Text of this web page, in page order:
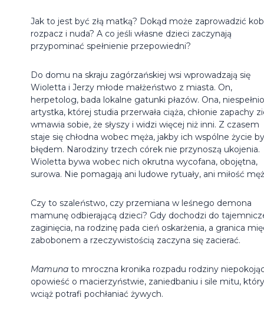
Jak to jest być złą matką? Dokąd może zaprowadzić
rozpacz i nuda? A co jeśli własne dzieci zaczynają
przypominać spełnienie przepowiedni?
Do domu na skraju zagórzańskiej wsi wprowadzają się
Wioletta i Jerzy młode małżeństwo z miasta. On,
herpetolog, bada lokalne gatunki płazów. Ona,
artystka, której studia przerwała ciąża, chłonie zapachy
wmawia sobie, że słyszy i widzi więcej niż inni. Z czasem
staje się chłodna wobec męża, jakby ich wspólne życie
błędem. Narodziny trzech córek nie przynoszą ukojenia.
Wioletta bywa wobec nich okrutna wycofana, obojętna,
surowa. Nie pomagają ani ludowe rytuały, ani miłość
Czy to szaleństwo, czy przemiana w leśnego demona
mamunę odbierającą dzieci? Gdy dochodzi do
zaginięcia, na rodzinę pada cień oskarżenia, a granica
zabobonem a rzeczywistością zaczyna się zacierać.
Mamuna to mroczna kronika rozpadu rodziny
opowieść o macierzyństwie, zaniedbaniu i sile mitu, który
wciąż potrafi pochłaniać żywych.